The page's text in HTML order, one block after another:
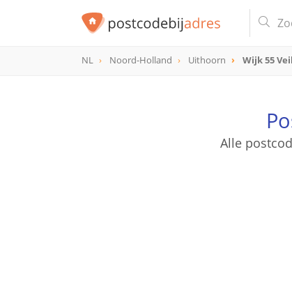
NL Noord-Holland Uithoorn Wijk 55
Alle